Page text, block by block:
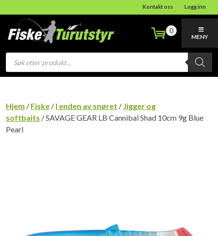
Kontakt oss Logg inn
Products
search
0
MENY
Hjem / Fiske / I enden av snøret / Jigger og
softbaits / SAVAGE GEAR LB Cannibal Shad 10cm 9g Blue
Pearl